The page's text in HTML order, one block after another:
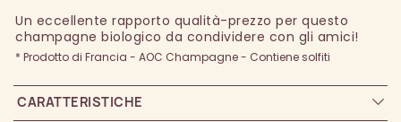
Un eccellente rapporto qualità-prezzo per questo
champagne biologico da condividere con gli amici!
* Prodotto di Francia - AOC Champagne - Contiene solfiti
CARATTERISTICHE